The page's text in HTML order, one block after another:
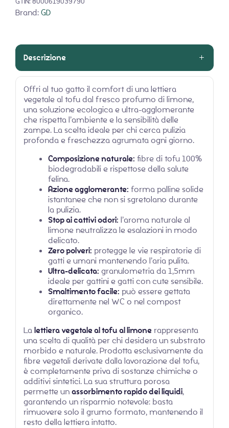
Brand:GD
Descrizione
Offri al tuo gatto il comfort di una lettiera
vegetale al tofu dal fresco profumo di limone,
una soluzione ecologica e ultra-agglomerante
che rispetta l’ambiente e la sensibilità delle
zampe. La scelta ideale per chi cerca pulizia
profonda e freschezza agrumata ogni giorno.
Composizione naturale: fibre di tofu 100%
biodegradabili e rispettose della salute
felina.
Azione agglomerante: forma palline solide
istantanee che non si sgretolano durante
la pulizia.
Stop ai cattivi odori: l’aroma naturale al
limone neutralizza le esalazioni in modo
delicato.
Zero polveri: protegge le vie respiratorie di
gatti e umani mantenendo l’aria pulita.
Ultra-delicata: granulometria da 1,5mm
ideale per gattini e gatti con cute sensibile.
Smaltimento facile: può essere gettata
direttamente nel WC o nel compost
organico.
Lalettiera vegetale al tofu al limone rappresenta
una scelta di qualità per chi desidera un substrato
morbido e naturale. Prodotta esclusivamente da
fibre vegetali derivate dalla lavorazione del tofu,
è completamente priva di sostanze chimiche o
additivi sintetici. La sua struttura porosa
permette unassorbimento rapido dei liquidi,
garantendo un risparmio notevole: basta
rimuovere solo il grumo formato, mantenendo il
resto della lettiera intatto.